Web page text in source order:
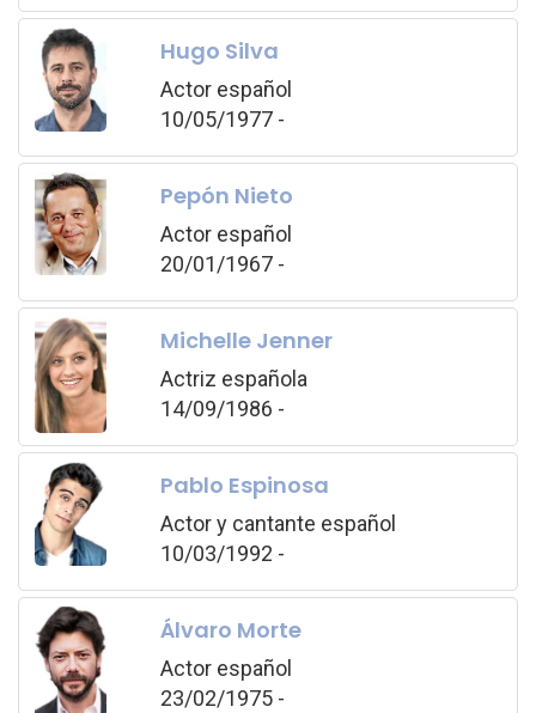
Hugo Silva
Actor español
10/05/1977 -
Pepón Nieto
Actor español
20/01/1967 -
Michelle Jenner
Actriz española
14/09/1986 -
Pablo Espinosa
Actor y cantante español
10/03/1992 -
Álvaro Morte
Actor español
23/02/1975 -